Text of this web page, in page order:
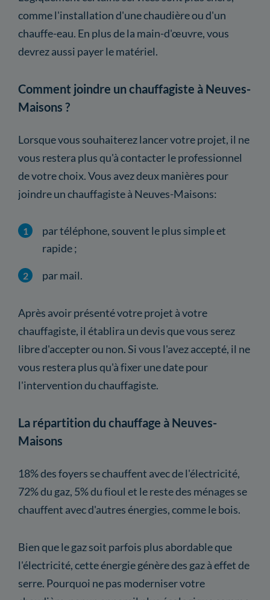
comme l'installation d'une chaudière ou d'un
chauffe-eau. En plus de la main-d'œuvre, vous
devrez aussi payer le matériel.
Comment joindre un chauffagiste à Neuves-
Maisons ?
Lorsque vous souhaiterez lancer votre projet, il ne
vous restera plus qu'à contacter le professionnel
de votre choix. Vous avez deux manières pour
joindre un chauffagiste à Neuves-Maisons:
par téléphone, souvent le plus simple et
rapide ;
par mail.
Après avoir présenté votre projet à votre
chauffagiste, il établira un devis que vous serez
libre d'accepter ou non. Si vous l'avez accepté, il ne
vous restera plus qu'à fixer une date pour
l'intervention du chauffagiste.
La répartition du chauffage à Neuves-
Maisons
18% des foyers se chauffent avec de l'électricité,
72% du gaz, 5% du fioul et le reste des ménages se
chauffent avec d'autres énergies, comme le bois.
Bien que le gaz soit parfois plus abordable que
l'électricité, cette énergie génère des gaz à effet de
serre. Pourquoi ne pas moderniser votre